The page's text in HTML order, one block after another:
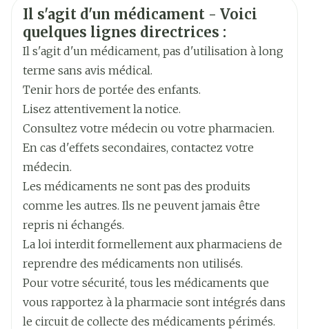
départ et 2ème prise 3 jours avant le départ).
Les doses suivantes doivent être prises une fois
par semaine (à jour fixe)
S'il n'est pas possible de démarrer la prophylaxie
une semaine avant l'arrivée: administration
d'une "dose de charge" (= une dose
hebdomadaire administrée chaque jour pendant
3 jours consécutifs, suivie par après de la
posologie hebdomadaire standard, est
recommandée)
Pour les patients non-immuns: dose curative
totale recommandée de 20-25 mg/kg de poids
corporel
Chez les patients partiellement immuns, c'est-à-
dire les habitants des régions endémiques, une
dose réduite peut être adéquate
De Eurocept Groep
Marques
Profondeur 20 mm
Quantité Du
Paquet
8
Ingrédients
méfloquine chlorhydrate
Préservation
Température ambiante (15°C -
25°C)
Allemand Néerlandais
Néerlandais
Informations sur la sécurité
Il s'agit d'un médicament - Voici
quelques lignes directrices :
Il s'agit d'un médicament, pas d'utilisation à long
terme sans avis médical.
Tenir hors de portée des enfants.
Lisez attentivement la notice.
Consultez votre médecin ou votre pharmacien.
En cas d'effets secondaires, contactez votre
médecin.
Les médicaments ne sont pas des produits
comme les autres. Ils ne peuvent jamais être
repris ni échangés.
La loi interdit formellement aux pharmaciens de
reprendre des médicaments non utilisés.
Pour votre sécurité, tous les médicaments que
vous rapportez à la pharmacie sont intégrés dans
le circuit de collecte des médicaments périmés.